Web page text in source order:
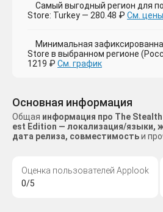
Самый выгодный регион для
Store: Turkey — 280.48 ₽ См.
Минимальная
Store в выбранном регионе
1219 ₽ См. график
Основная информация
Общая информация про The
est Edition — локализация/языки,
дата релиза, совместимостьи
Оценка пользователей Applook
0/5